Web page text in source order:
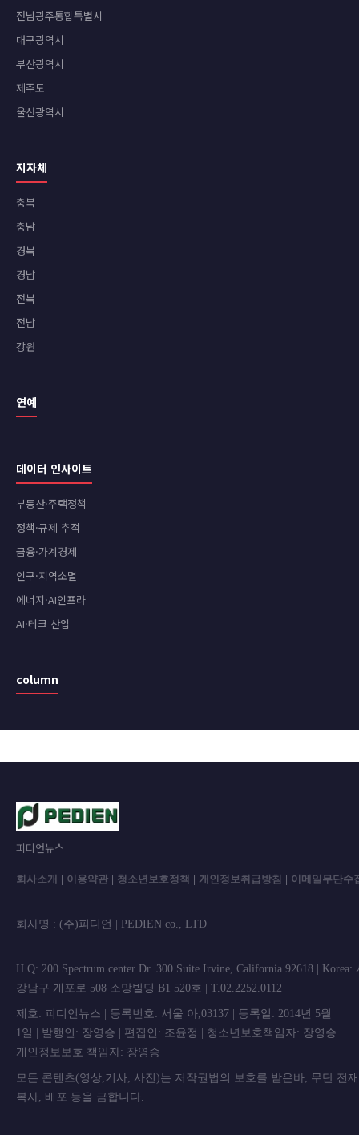
전남광주통합특별시
대구광역시
부산광역시
제주도
울산광역시
지자체
충북
충남
경북
경남
전북
전남
강원
연예
데이터 인사이트
부동산·주택정책
정책·규제 추적
금융·가계경제
인구·지역소멸
에너지·AI인프라
AI·테크 산업
column
피디언뉴스
회사소개 이용약관 청소년보호정책 개인정보취급방침 이메일무단수
회사명 : (주)피디언 | PEDIEN co.,
H.Q: 200 Spectrum center Dr. 300 Suite Irvine, California 92618 | Korea:
강남구 개포로 508 소망빌딩 B1 520호 | T.02.2252.0112
제호: 피디언뉴스 | 등록번호: 서울 아,03137 | 등록일: 2014년 5월
1일 | 발행인: 장영승 | 편집인: 조윤정 | 청소년보호책임자: 장영승 |
개인정보보호 책임자: 장영승
모든 콘텐츠(영상,기사, 사진)는 저작권법의 보호를 받은바, 무단 전
복사, 배포 등을 금합니